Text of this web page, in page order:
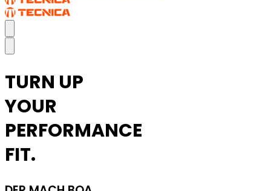
TURN UP
YOUR
PERFORMANCE
FIT.